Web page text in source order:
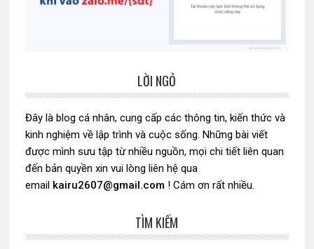
chính
LỜI NGỎ
Đây là blog cá nhân, cung cấp các thông tin, kiến thức và
kinh nghiệm về lập trình và cuộc sống. Những bài viết
được mình sưu tập từ nhiều nguồn, mọi chi tiết liên quan
đến bản quyền xin vui lòng liên hệ qua
email kairu2607@gmail.com ! Cám ơn rất nhiều.
TÌM KIẾM